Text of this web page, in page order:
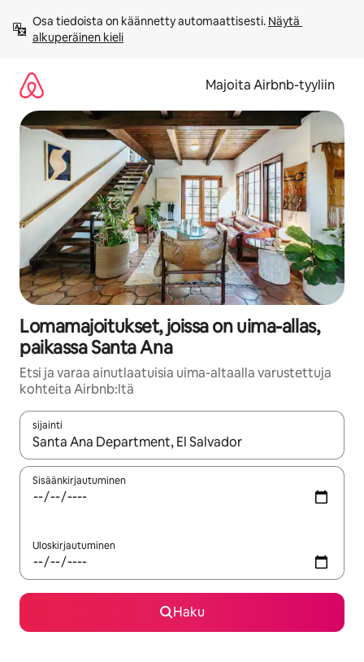
sisältö
väliin
Osa tiedoista on käännetty automaattisesti. Näytä
alkuperäinen kieli
Majoita Airbnb-tyyliin
Lomamajoitukset, joissa on uima-allas,
paikassa Santa Ana
Etsi ja varaa ainutlaatuisia uima-altaalla varustettuja
kohteita Airbnb:ltä
sijainti
Kun tulokset ovat saatavilla, navigoi ylös- ja alas-
Sisäänkirjautuminen
Uloskirjautuminen
Haku